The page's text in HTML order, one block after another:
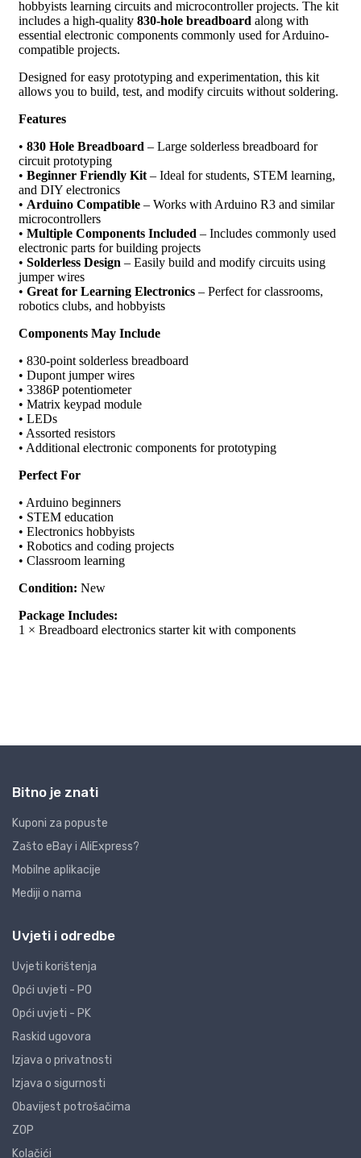
Bitno je znati
Kuponi za popuste
Zašto eBay i AliExpress?
Mobilne aplikacije
Mediji o nama
Uvjeti i odredbe
Uvjeti korištenja
Opći uvjeti - PO
Opći uvjeti - PK
Raskid ugovora
Izjava o privatnosti
Izjava o sigurnosti
Obavijest potrošačima
ZOP
Kolačići